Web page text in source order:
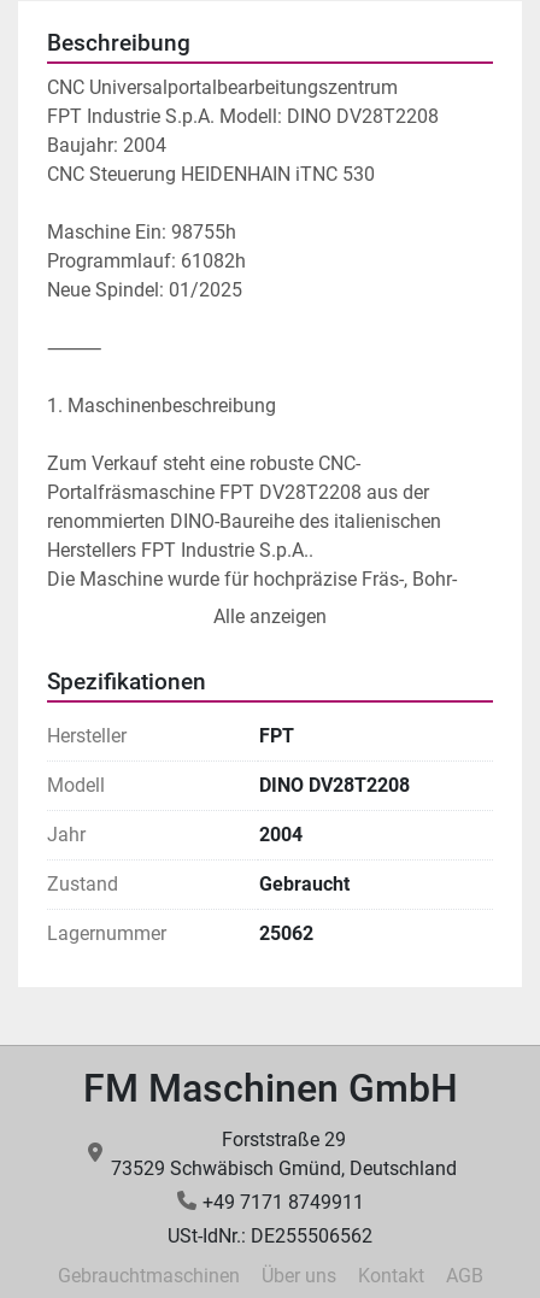
Beschreibung
CNC Universalportalbearbeitungszentrum
FPT Industrie S.p.A. Modell: DINO DV28T2208
Baujahr: 2004
CNC Steuerung HEIDENHAIN iTNC 530
Maschine Ein: 98755h
Programmlauf: 61082h
Neue Spindel: 01/2025
⸻
1. Maschinenbeschreibung
Zum Verkauf steht eine robuste CNC-
Portalfräsmaschine FPT DV28T2208 aus der
renommierten DINO-Baureihe des italienischen
Herstellers FPT Industrie S.p.A..
Die Maschine wurde für hochpräzise Fräs-, Bohr-
und Bearbeitungsarbeiten an mittelgroßen bis
Einzel- und Serienfertigung.
530 bietet die Maschine eine benutzerfreundliche
Programmierung, hohe Positioniergenauigkeit und
zuverlässige NC-Funktionalität.
Die Maschine befindet sich in gutem,
funktionsfähigem Zustand und wurde regelmäßig
2. Technische Daten
•  Längshub (X-Achse):   2800 mm
•  Vertikalhub (Z-Achse):   800 mm
•  Querhub (Y-Achse):   2200 mm
Vorschübe
Alle anzeigen
Spezifikationen
Hersteller FPT
Modell DINO DV28T2208
Jahr 2004
Zustand Gebraucht
Lagernummer 25062
FM Maschinen GmbH
Forststraße 29
73529 Schwäbisch Gmünd, Deutschland
+49 7171 8749911
USt-IdNr.: DE255506562
Gebrauchtmaschinen
Über uns Kontakt AGB